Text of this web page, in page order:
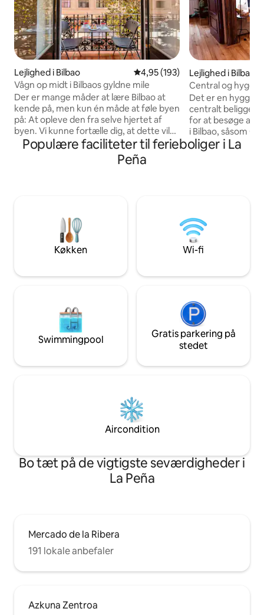
Lejlighed i Bilbao 4,95 ud af 5 i gennemsnitlig
4,95 (193)
Vågn op midt i Bilbaos gyldne mile
Der er mange måder at lære Bilbao at
kende på, men kun én måde at føle byen
på: At opleve den fra selve hjertet af
byen. Vi kunne fortælle dig, at dette vil
være dit rummelige, komfortable og lyse
hjem i Bilbao, men det kan du allerede se
på billederne. Derfor vil vi fortælle dig
dens berømte pintxo de txangurro.
Således vil du bo over en del af Bilbaos
Lejlighed i Bilbao
Central og
Det er en
centralt
for at besøge alle
i Bilbao, såsom
den gamle bydel,
spise pintxos....
butikker, der
tjenester. Den har alt, hvad du behøver
for at nyde det.
Populære faciliteter til ferieboliger i La
Peña
Køkken Wi-fi
Swimmingpool
Gratis parkering på
stedet
Aircondition
Bo tæt på de vigtigste seværdigheder i
La Peña
Mercado de la Ribera
191 lokale anbefaler
Azkuna Zentroa